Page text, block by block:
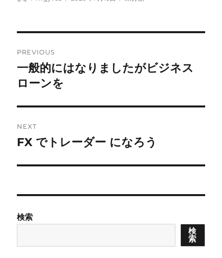
navigation
PREVIOUS
Previous
post:
一般的にはなりましたがビジネス
ローンを
NEXT
Next
FX でトレーダー になろう
検索
検
索